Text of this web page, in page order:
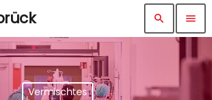
search menu
Vermischtes